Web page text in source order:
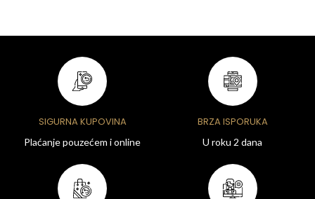
SIGURNA KUPOVINA
Plaćanje pouzećem i online
BRZA ISPORUKA
U roku 2 dana